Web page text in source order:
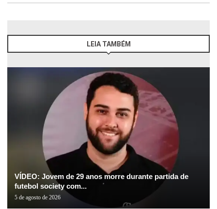
LEIA TAMBÉM
VÍDEO: Jovem de 29 anos morre durante partida de
futebol society com...
5 de agosto de 2026